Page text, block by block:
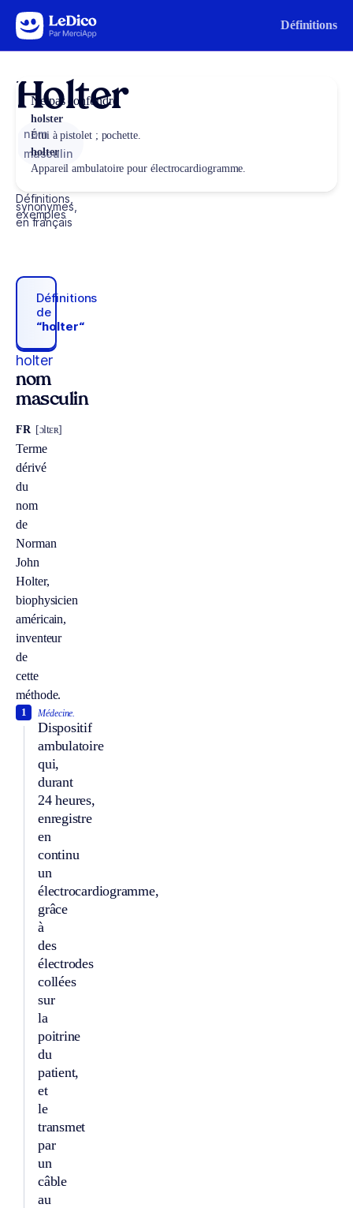
Aller au contenu Définitions
Holter
nom
masculin
Définitions,
synonymes,
exemples
en français
Définitions
de
“holter“
holter
nom
masculin
FR [ɔltɛʀ]
Terme
dérivé
du
nom
de
Norman
John
Holter,
biophysicien
américain,
inventeur
de
cette
méthode.
Médecine.
Dispositif
ambulatoire
qui,
durant
24 heures,
enregistre
en
continu
un
électrocardiogramme,
grâce
à
des
électrodes
collées
sur
la
poitrine
du
patient,
et
le
transmet
par
un
câble
au
1
Ne pas confondre
holster
Étui à pistolet ; pochette.
holter
Appareil ambulatoire pour électrocardiogramme.